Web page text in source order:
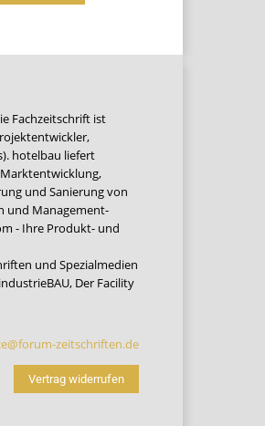
Fachzeitschrift ist
hotelbau liefert
und Sanierung von
und Management-
- Ihre Produkt- und
und Spezialmedien
industrieBAU, Der Facility
zeitschriften.de
Vertrag widerrufen